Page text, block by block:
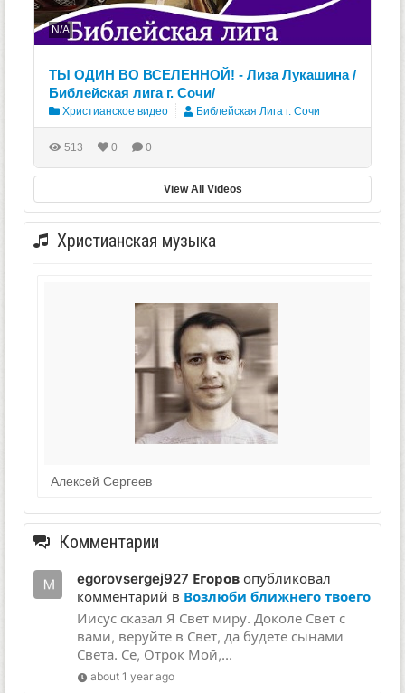
N/A
ТЫ ОДИН ВО ВСЕЛЕННОЙ! - Лиза Лукашина /
Библейская лига г. Сочи/
Христианское видео Библейская Лига г. Сочи
513 0 0
View All Videos
Христианская музыка
Алексей Сергеев
Комментарии
egorovsergej927 Егоров опубликовал
комментарий в Возлюби ближнего твоего
Иисус сказал Я Свет миру. Доколе Свет с
вами, веруйте в Свет, да будете сынами
Света. Се, Отрок Мой,...
about 1 year ago